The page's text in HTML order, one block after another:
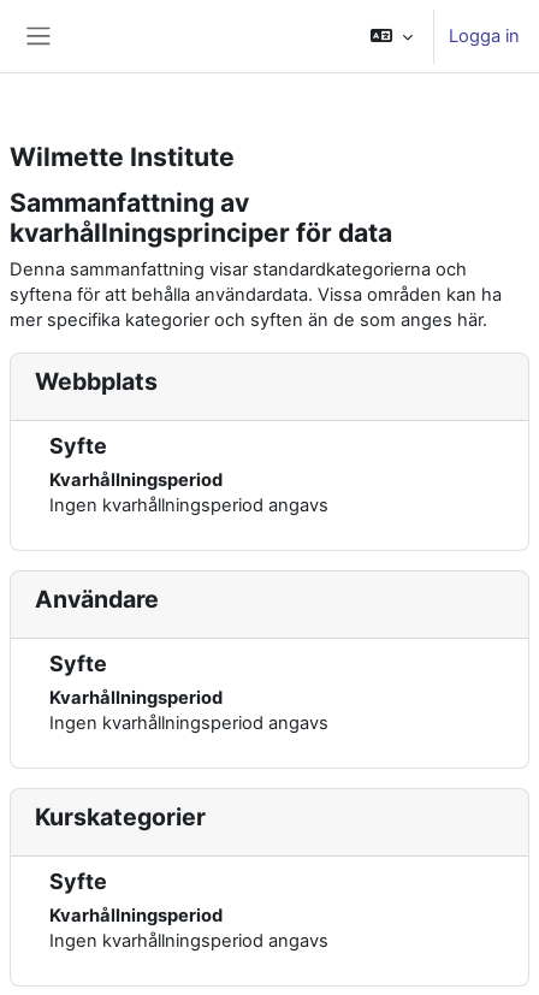
Logga in
Wilmette Institute
Sammanfattning av
kvarhållningsprinciper för data
Denna sammanfattning visar standardkategorierna och
syftena för att behålla användardata. Vissa områden kan ha
mer specifika kategorier och syften än de som anges här.
Webbplats
Syfte
Kvarhållningsperiod
Ingen kvarhållningsperiod angavs
Användare
Syfte
Kvarhållningsperiod
Ingen kvarhållningsperiod angavs
Kurskategorier
Syfte
Kvarhållningsperiod
Ingen kvarhållningsperiod angavs